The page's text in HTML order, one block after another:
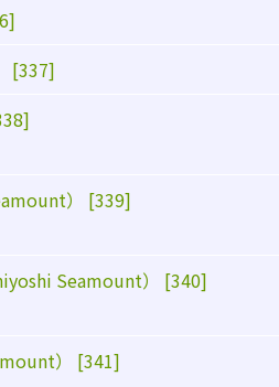
[337]
） [339]
Seamount） [340]
） [341]